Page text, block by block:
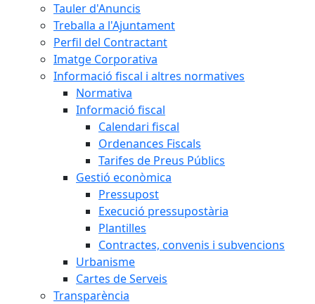
Tauler d'Anuncis
Treballa a l'Ajuntament
Perfil del Contractant
Imatge Corporativa
Informació fiscal i altres normatives
Normativa
Informació fiscal
Calendari fiscal
Ordenances Fiscals
Tarifes de Preus Públics
Gestió econòmica
Pressupost
Execució pressupostària
Plantilles
Contractes, convenis i subvencions
Urbanisme
Cartes de Serveis
Transparència